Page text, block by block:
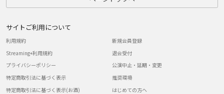
サイトご利用について
利用規約
Streaming+利用規約
プライバシーポリシー
特定商取引法に基づく表示
特定商取引法に基づく表示(お酒)
新規会員登録
退会受付
公演中止・延期・変更
推奨環境
はじめての方へ